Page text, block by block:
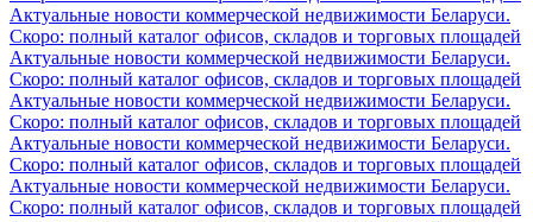
Актуальные новости коммерческой недвижимости Беларуси.
Скоро: полный каталог офисов, складов и торговых площадей
Актуальные новости коммерческой недвижимости Беларуси.
Скоро: полный каталог офисов, складов и торговых площадей
Актуальные новости коммерческой недвижимости Беларуси.
Скоро: полный каталог офисов, складов и торговых площадей
Актуальные новости коммерческой недвижимости Беларуси.
Скоро: полный каталог офисов, складов и торговых площадей
Актуальные новости коммерческой недвижимости Беларуси.
Скоро: полный каталог офисов, складов и торговых площадей